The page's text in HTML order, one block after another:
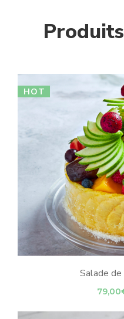
HOT
Salade
79,00